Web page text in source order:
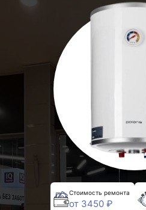
Стоимость ремонта
от 3450 ₽